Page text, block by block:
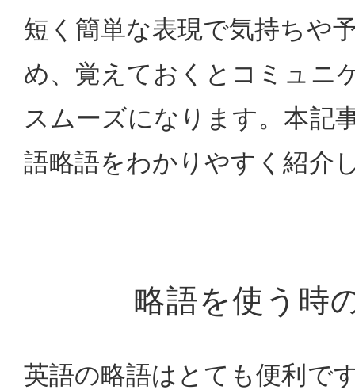
短く簡単な表現で気持ちや
め、覚えておくとコミュニ
スムーズになります。本記
語略語をわかりやすく紹介
略語を使う時
英語の略語はとても便利で